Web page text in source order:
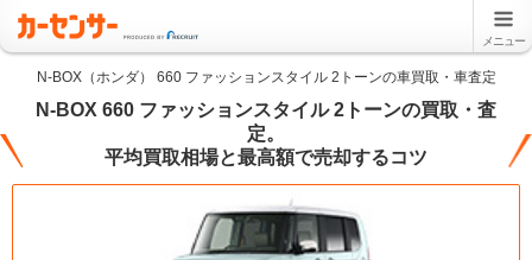
メニュー
N-BOX（ホンダ） 660 ファッションスタイル 2トーンの車買取・車査定
N-BOX 660 ファッションスタイル 2トーンの買取・査
定。
平均買取相場と最高額で売却するコツ